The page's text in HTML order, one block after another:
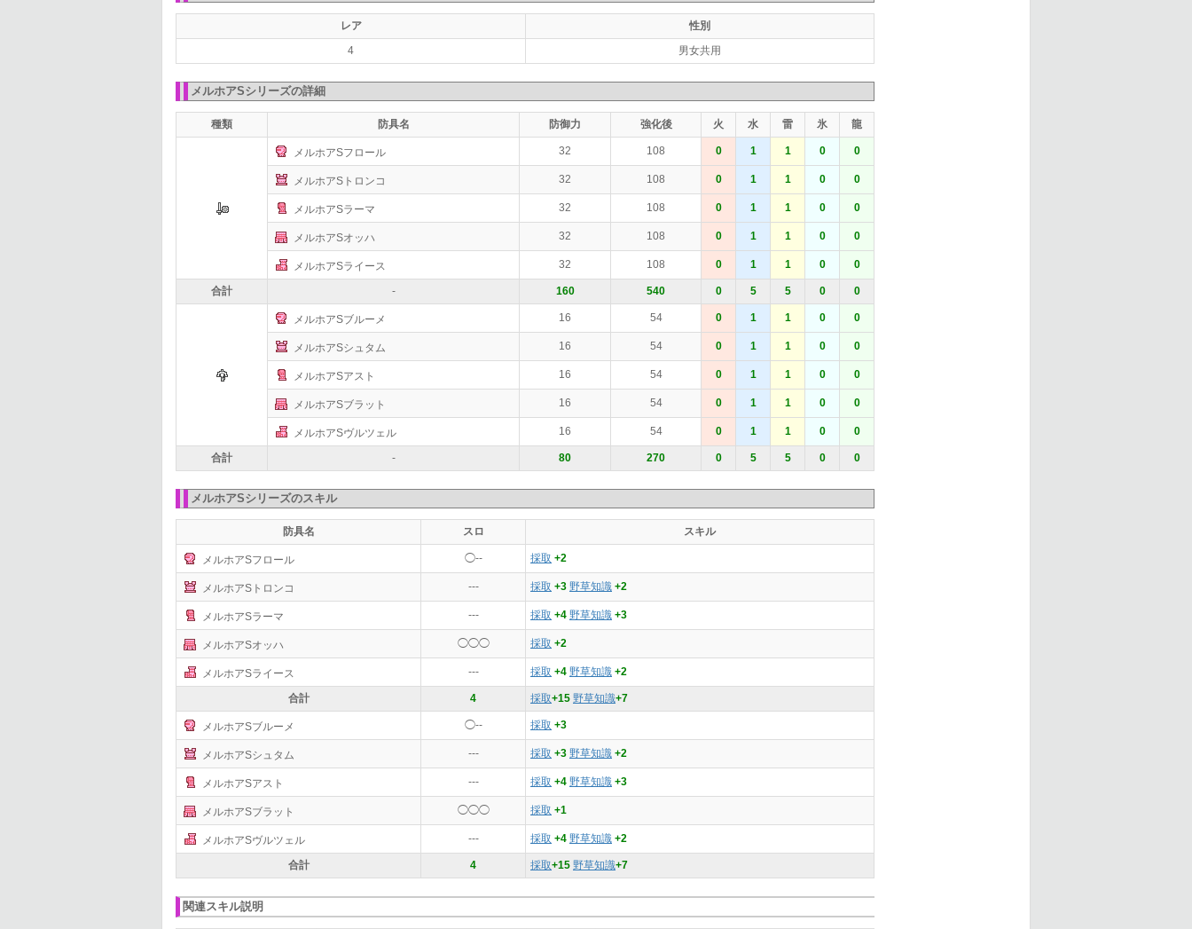
レア
性別
4
男女共用
メルホアSシリーズの詳細
種類 防具名 防御力 強化後 火 水 雷 氷 龍
メルホアSフロール 32 108 0 1 1 0 0
メルホアSトロンコ 32 108 0 1 1 0 0
メルホアSラーマ 32 108 0 1 1 0 0
メルホアSオッハ 32 108 0 1 1 0 0
メルホアSライース 32 108 0 1 1 0 0
合計 - 160 540 0 5 5 0 0
メルホアSブルーメ 16 54 0 1 1 0 0
メルホアSシュタム 16 54 0 1 1 0 0
メルホアSアスト 16 54 0 1 1 0 0
メルホアSブラット 16 54 0 1 1 0 0
メルホアSヴルツェル 16 54 0 1 1 0 0
合計 - 80 270 0 5 5 0 0
メルホアSシリーズのスキル
防具名 スロ スキル
メルホアSフロール ◯-- 採取 +2
メルホアSトロンコ --- 採取 +3 野草知識 +2
メルホアSラーマ --- 採取 +4 野草知識 +3
メルホアSオッハ ◯◯◯ 採取 +2
メルホアSライース --- 採取 +4 野草知識 +2
合計 4 採取+15 野草知識+7
メルホアSブルーメ ◯-- 採取 +3
メルホアSシュタム --- 採取 +3 野草知識 +2
メルホアSアスト --- 採取 +4 野草知識 +3
メルホアSブラット ◯◯◯ 採取 +1
メルホアSヴルツェル --- 採取 +4 野草知識 +2
合計 4 採取+15 野草知識+7
関連スキル説明